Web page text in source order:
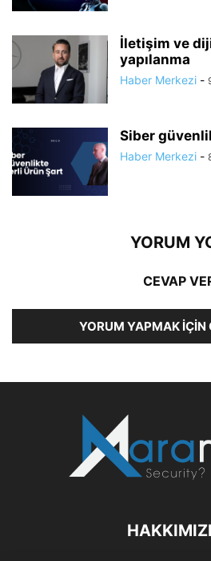
İletişim ve
yapılanma
Haber Merkezi -
Siber
Haber Merkezi -
YORUM
CEVAP
YORUM YAPMAK İÇIN